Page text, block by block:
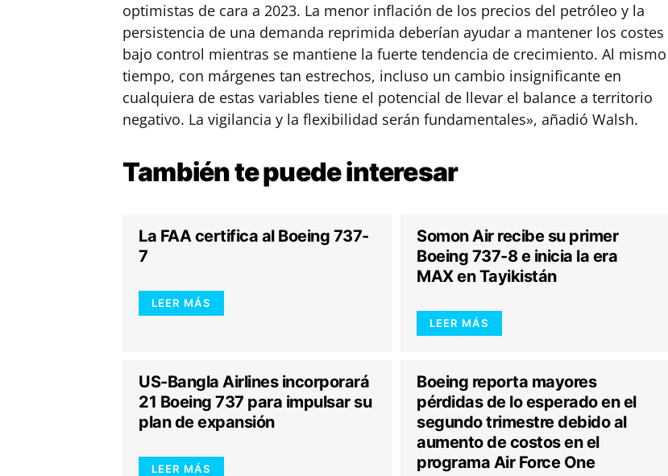
optimistas de cara a 2023. La menor inflación de los precios del petróleo y la
persistencia de una demanda reprimida deberían ayudar a mantener los costes
bajo control mientras se mantiene la fuerte tendencia de crecimiento. Al mismo
tiempo, con márgenes tan estrechos, incluso un cambio insignificante en
cualquiera de estas variables tiene el potencial de llevar el balance a territorio
negativo. La vigilancia y la flexibilidad serán fundamentales», añadió Walsh.
También te puedeinteresar
La FAA certifica al Boeing 737-
7
LEER MÁS
Somon Air recibe su primer
Boeing 737-8 e inicia la era
MAX en Tayikistán
LEER MÁS
US-Bangla Airlines incorporará
21 Boeing 737 para impulsar su
plan de expansión
LEER MÁS
Boeing reporta mayores
pérdidas de lo esperado en el
segundo trimestre debido al
aumento de costos en el
programa Air Force One